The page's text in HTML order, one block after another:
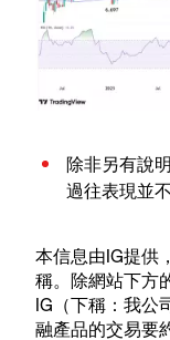
除非另有說
過往表現並
本信息由IG提供
稱。除網站下方
IG（下稱：我公
融產品的交易要